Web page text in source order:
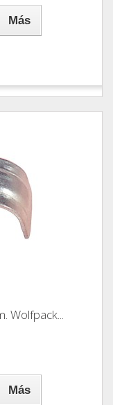
Más
Wolfpack...
Más